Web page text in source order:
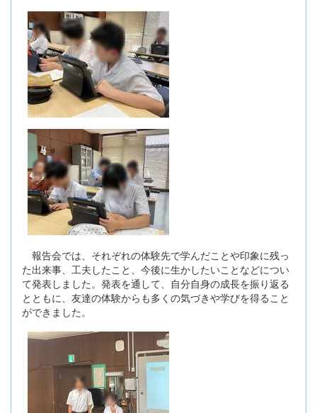
報告会では、それぞれの体験先で学んだことや印象に残っ
た出来事、工夫したこと、今後に生かしたいことなどについ
て発表しました。発表を通して、自分自身の成長を振り返る
とともに、友達の体験からも多くの気づきや学びを得ること
ができました。